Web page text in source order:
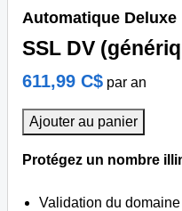
Automatique Deluxe
SSL DV
611,99 C$ par an
Ajouter au panier
Protégez un nombre
Validation du domaine